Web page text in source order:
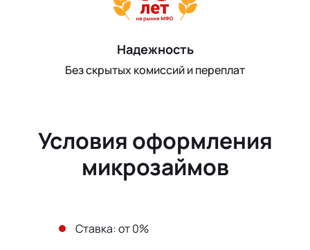
Надежность
Без скрытых комиссий и переплат
Условия оформления
микрозаймов
Ставка: от 0%